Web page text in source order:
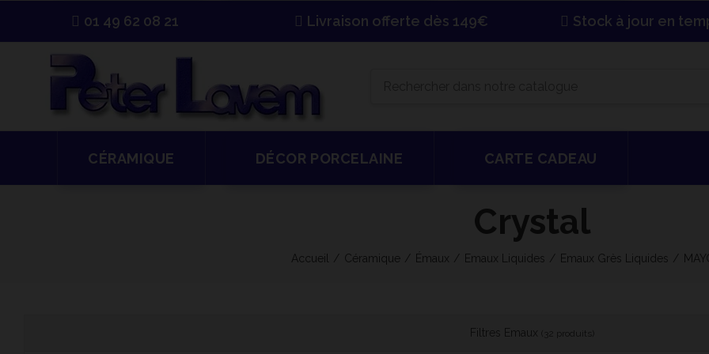
01 49 62 08 21 Livraison offerte dès 149€ Stock à jour en
CÉRAMIQUE DÉCOR PORCELAINE CARTE CADEAU
Crystal
Accueil Céramique Émaux Emaux Liquides Emaux Grès Liquides
Filtres Emaux (32 produits)